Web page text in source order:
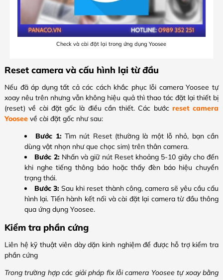
Check và cài đặt lại trong ứng dụng Yoosee
Reset camera và cấu hình lại từ đầu
Nếu đã áp dụng tất cả các cách khắc phục lỗi camera Yoosee tự
xoay nêu trên nhưng vẫn không hiệu quả thì thao tác đặt lại thiết bị
(reset) về cài đặt gốc là điều cần thiết. Các bước reset camera
Yoosee về cài đặt gốc như sau:
Bước 1:Tìm nút Reset (thường là một lỗ nhỏ, bạn cần
dùng vật nhọn như que chọc sim) trên thân camera.
Bước 2: Nhấn và giữ nút Reset khoảng 5-10 giây cho đến
khi nghe tiếng thông báo hoặc thấy đèn báo hiệu chuyển
trạng thái.
Bước 3:Sau khi reset thành công, camera sẽ yêu cầu cấu
hình lại. Tiến hành kết nối và cài đặt lại camera từ đầu thông
qua ứng dụng Yoosee.
Kiểm tra phần cứng
Liên hệ kỹ thuật viên dày dặn kinh nghiệm để được hỗ trợ kiểm tra
phần cứng
Trong trường hợp các giải pháp fix lỗi camera Yoosee tự xoay bằng